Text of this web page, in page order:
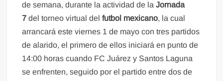
de semana, durante la actividad de laJornada
7 del torneo virtual delfutbol mexicano, la cual
arrancará este viernes 1 de mayo con tres partidos
de alarido, el primero de ellos iniciará en punto de
14:00 horas cuando FC Juárez y Santos Laguna
se enfrenten, seguido por el partido entre dos de